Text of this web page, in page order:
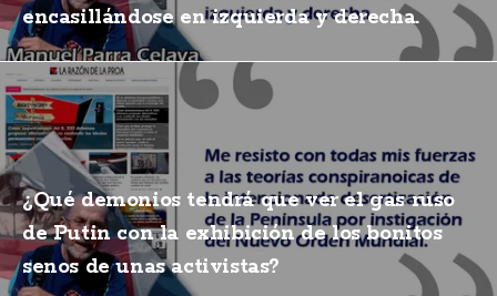
encasillándose en izquierda y derecha.
¿Qué demonios tendrá que ver el gas ruso
de Putin con la exhibición de los bonitos
senos de unas activistas?